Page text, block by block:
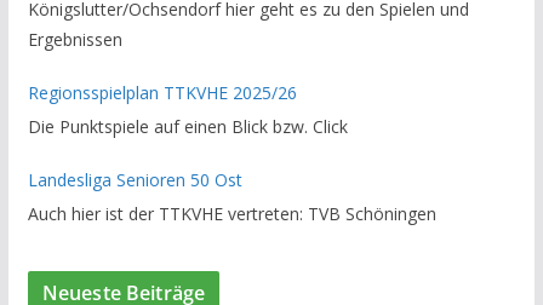
Königslutter/Ochsendorf hier geht es zu den Spielen und
Ergebnissen
Regionsspielplan TTKVHE 2025/26
Die Punktspiele auf einen Blick bzw. Click
Landesliga Senioren 50 Ost
Auch hier ist der TTKVHE vertreten: TVB Schöningen
Neueste Beiträge